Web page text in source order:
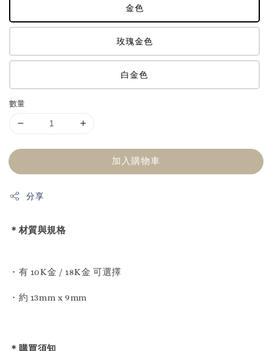
金色
玫瑰金色
白金色
數量
加入購物車
分享
＊材質與規格
・有 10K金 / 18K金 可選擇
・約 13mm x 9mm
＊購買須知